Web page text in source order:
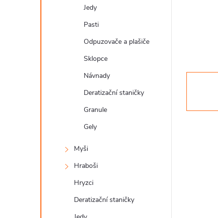
Jedy
Pasti
Odpuzovače a plašiče
Sklopce
Návnady
Deratizační staničky
Granule
Gely
Myši
Hraboši
Hryzci
Deratizační staničky